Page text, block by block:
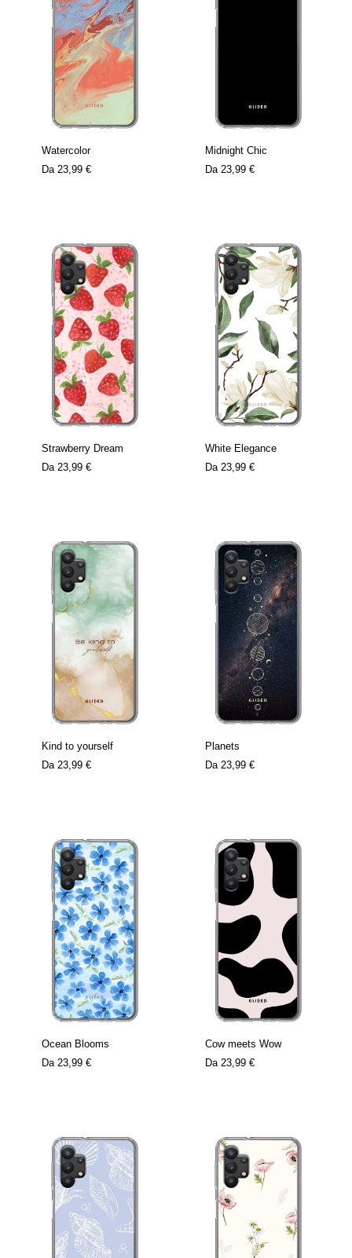
Watercolor
Da 23,99 €
Midnight Chic
Da 23,99 €
Strawberry Dream
Da 23,99 €
White Elegance
Da 23,99 €
Kind to yourself
Da 23,99 €
Planets
Da 23,99 €
Ocean Blooms
Da 23,99 €
Cow meets Wow
Da 23,99 €